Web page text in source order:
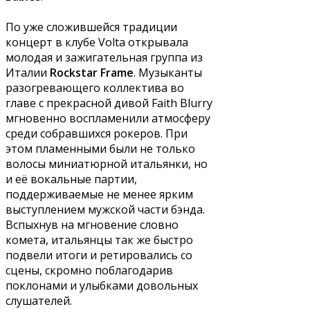
По уже сложившейся традиции
концерт в клубе Volta открывала
молодая и зажигательная группа из
Италии Rockstar Frame. Музыканты
разогревающего коллектива во
главе с прекрасной дивой Faith Blurry
мгновенно воспламенили атмосферу
среди собравшихся рокеров. При
этом пламенными были не только
волосы миниатюрной итальянки, но
и её вокальные партии,
поддерживаемые не менее ярким
выступлением мужской части бэнда.
Вспыхнув на мгновение словно
комета, итальянцы так же быстро
подвели итоги и ретировались со
сцены, скромно поблагодарив
поклонами и улыбками довольных
слушателей.